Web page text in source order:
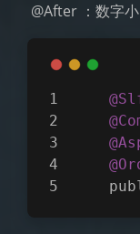
@After ：数字